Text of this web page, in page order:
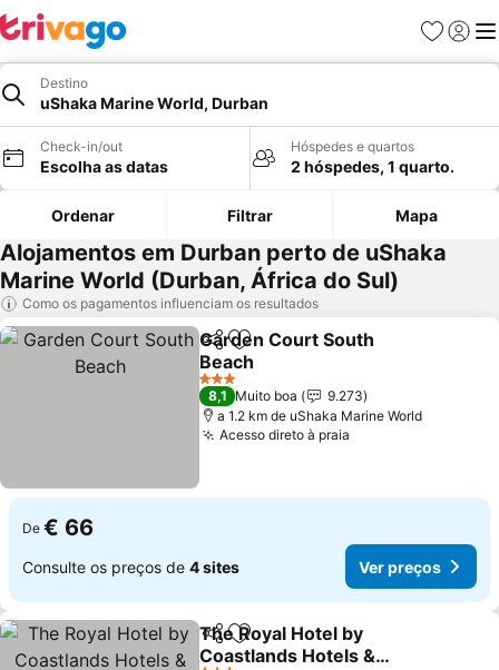
Favoritos
Iniciar
Destino
uShaka Marine World, Durban
Check-in/out
Escolha as datas
Hóspedes e quartos
2 hóspedes, 1 quarto.
Ordenar Filtrar Mapa
Alojamentos em Durban perto de uShaka
Marine World (Durban, África do Sul)
Como os pagamentos influenciam os resultados
PartilharAdicionar aos favoritos
Garden Court South
Beach
Ver preços
3 Estrelas
8,1 Muito boa
9.273
a 1.2 km de uShaka Marine World
Acesso direto à praia
De € 66
Consulte os preços de 4 sites Ver preços
PartilharAdicionar aos favoritos
The Royal Hotel by
Coastlands Hotels &